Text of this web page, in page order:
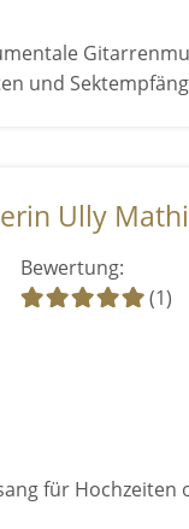
und
Ully
Bewertung:
(1)
für Hochzeiten